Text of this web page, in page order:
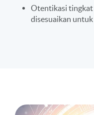
Otentikasi tingkat
disesuaikan